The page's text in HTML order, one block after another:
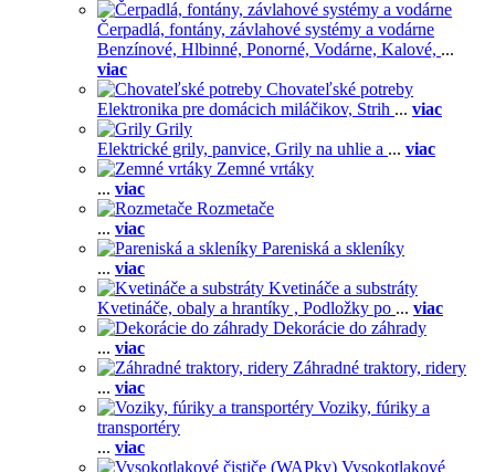
Čerpadlá, fontány, závlahové systémy a vodárne
Benzínové, Hlbinné, Ponorné, Vodárne, Kalové, ...
viac
Chovateľské potreby
Elektronika pre domácich miláčikov, Strih ... viac
Grily
Elektrické grily, panvice, Grily na uhlie a ... viac
Zemné vrtáky
... viac
Rozmetače
... viac
Pareniská a skleníky
... viac
Kvetináče a substráty
Kvetináče, obaly a hrantíky , Podložky po ... viac
Dekorácie do záhrady
... viac
Záhradné traktory, ridery
... viac
Voziky, fúriky a
transportéry
... viac
Vysokotlakové